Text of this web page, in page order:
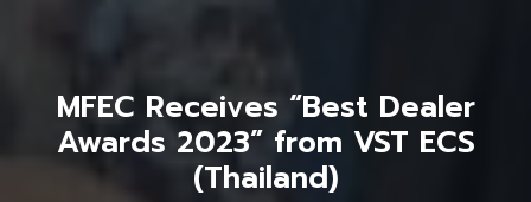
MFEC Receives “Best Dealer
Awards 2023” from VST ECS
(Thailand)